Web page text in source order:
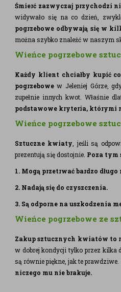
Śmierć zazwyczaj przychodzi
widywało się na co dzień,
pogrzebowe odbywają się w
można szybko znaleźć w naszym
Wieńce pogrzebowe
Każdy klient chciałby kupić
pogrzebowew Jeleniej Górze,
zupełnie innych kwot. Właśnie
podstawowe kryteria, którymi
Wieńce pogrzebowe
Sztuczne kwiaty , jeśli są
prezentują się dostojnie. Poza tym
1. Mogą przetrwać bardzo
2. Nadają się do czyszczenia.
3. Są odporne na uszkodzenia
Wieńce pogrzebowe ze
Zakup sztucznych kwiatów to
w dobrej kondycji tylko przez kilka
są równie piękne, jak te
niczego mu nie brakuje.